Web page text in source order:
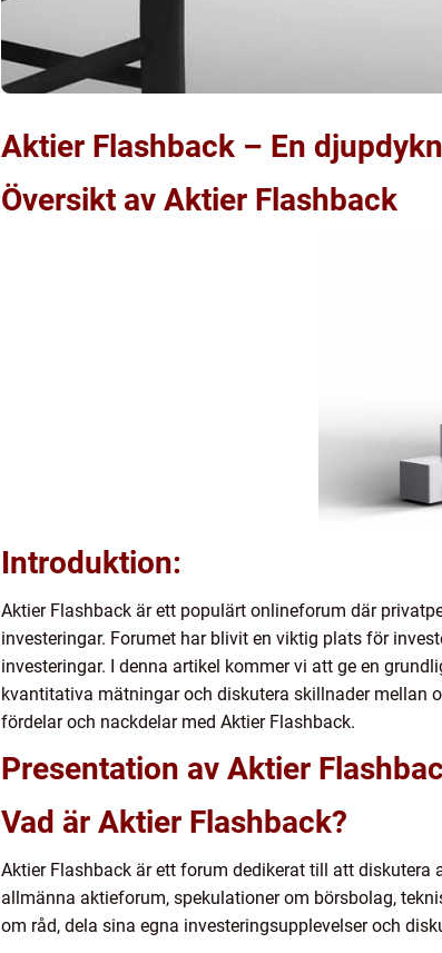
Aktier Flashback – En
Översikt av Aktier Flashback
Introduktion:
Aktier Flashback är ett populärt onlineforum där
investeringar. Forumet har blivit en viktig plats för
investeringar. I denna artikel kommer vi att ge en
kvantitativa mätningar och diskutera skillnader mellan
fördelar och nackdelar med Aktier Flashback.
Presentation av Aktier
Vad är Aktier Flashback?
Aktier Flashback är ett forum dedikerat till att diskutera
allmänna aktieforum, spekulationer om börsbolag,
om råd, dela sina egna investeringsupplevelser och